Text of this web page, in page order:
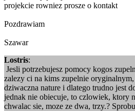
projekcie rowniez prosze o kontakt
Pozdrawiam
Szawar
Lostris:
Jesli potrzebujesz pomocy kogos
zalezy ci na kims zupelnie
dziwaczna nature i dlatego trudno jest
jednak nie obiecuje, to czlowiek, ktory
chwalac sie, moze ze dwa, trzy.?